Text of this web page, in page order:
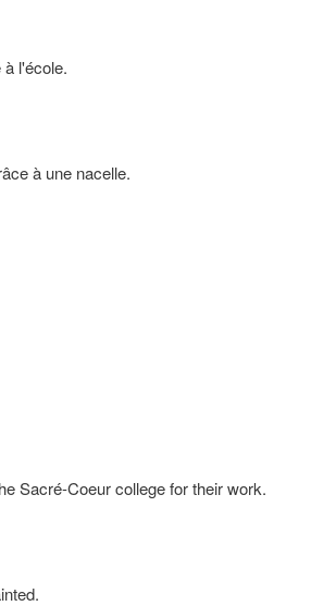
à l'école.
à une nacelle.
Sacré-Coeur college for their work.